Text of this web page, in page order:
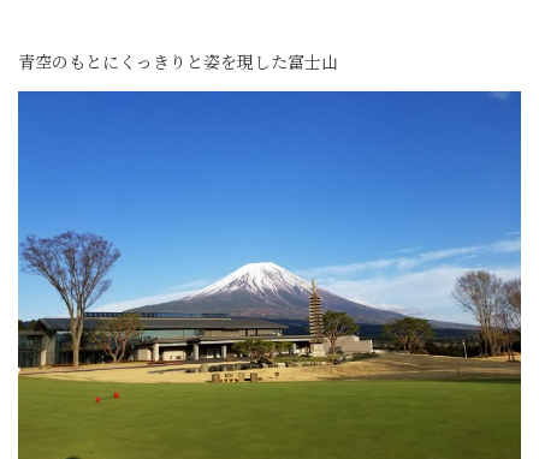
青空のもとにくっきりと姿を現した富士山